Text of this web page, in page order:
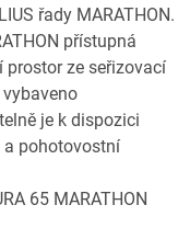
řady MARATHON.
přístupná
prostor ze seřizovací
je k dispozici
a pohotovostní